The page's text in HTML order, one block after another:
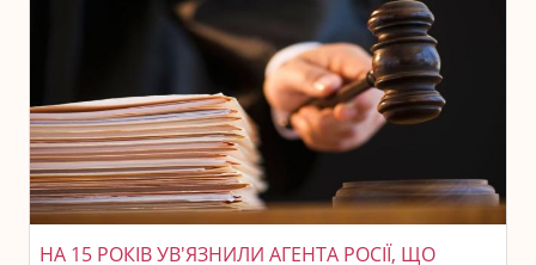
НА 15 РОКІВ УВ'ЯЗНИЛИ АГЕНТА РОСІЇ, ЩО